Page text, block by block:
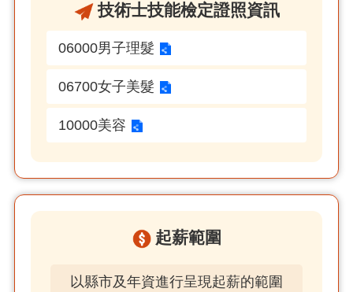
技術士技能檢定證照資訊
06000男子理髮
06700女子美髮
10000美容
起薪範圍
以縣市及年資進行呈現起薪的範圍